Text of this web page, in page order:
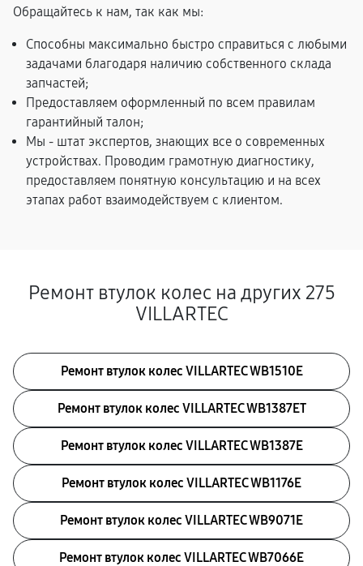
Обращайтесь к нам, так как мы:
Способны максимально быстро справиться с любыми
задачами благодаря наличию собственного склада
запчастей;
Предоставляем оформленный по всем правилам
гарантийный талон;
Мы - штат экспертов, знающих все о современных
устройствах. Проводим грамотную диагностику,
предоставляем понятную консультацию и на всех
этапах работ взаимодействуем с клиентом.
Ремонт втулок колес на других 275
VILLARTEC
Ремонт втулок колес VILLARTEC WB1510E
Ремонт втулок колес VILLARTEC WB1387ET
Ремонт втулок колес VILLARTEC WB1387E
Ремонт втулок колес VILLARTEC WB1176E
Ремонт втулок колес VILLARTEC WB9071E
Ремонт втулок колес VILLARTEC WB7066E